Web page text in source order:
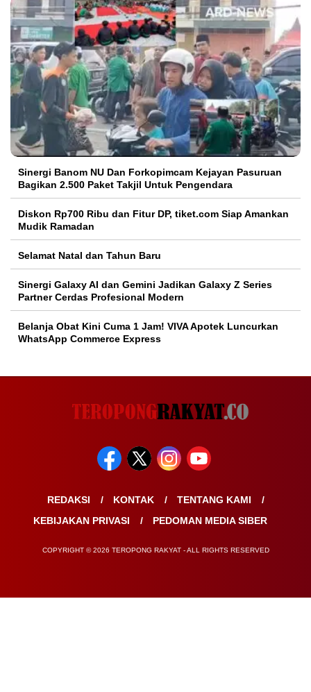
Sinergi Banom NU Dan Forkopimcam Kejayan Pasuruan
Bagikan 2.500 Paket Takjil Untuk Pengendara
Diskon Rp700 Ribu dan Fitur DP, tiket.com Siap Amankan
Mudik Ramadan
Selamat Natal dan Tahun Baru
Sinergi Galaxy AI dan Gemini Jadikan Galaxy Z Series
Partner Cerdas Profesional Modern
Belanja Obat Kini Cuma 1 Jam! VIVA Apotek Luncurkan
WhatsApp Commerce Express
REDAKSI KONTAK
TENTANG KAMI
KEBIJAKAN PRIVASI
PEDOMAN MEDIA SIBER
COPYRIGHT © 2026 TEROPONG RAKYAT - ALL RIGHTS RESERVED